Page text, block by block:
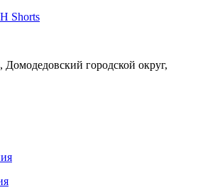
Shorts
Домодедовский городской округ,